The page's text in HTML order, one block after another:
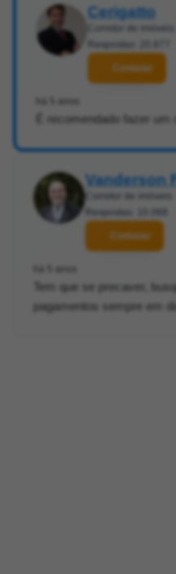
Cerigatto
Corretor de imóveis
Respostas: 20.877
Contatar
há 5 anos
É recomendado fazer um
Vanderson
Corretor de imóveis
Respostas: 10.068
Contatar
há 5 anos
Tem que se precaver,
pagamentos sempre em